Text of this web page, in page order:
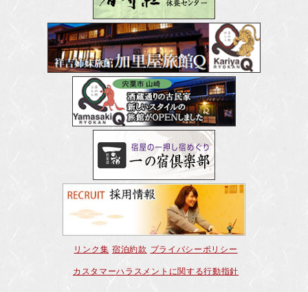
リンク集 宿泊約款 プライバシーポリシー
カスタマーハラスメントに関する行動指針